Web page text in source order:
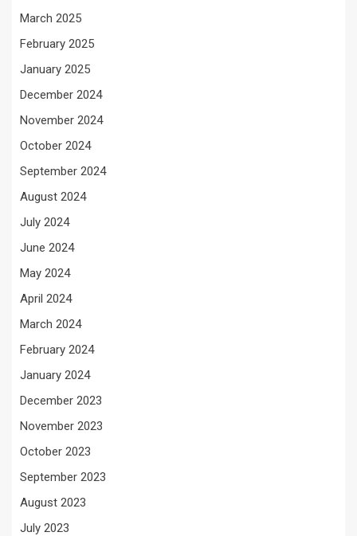
March 2025
February 2025
January 2025
December 2024
November 2024
October 2024
September 2024
August 2024
July 2024
June 2024
May 2024
April 2024
March 2024
February 2024
January 2024
December 2023
November 2023
October 2023
September 2023
August 2023
July 2023